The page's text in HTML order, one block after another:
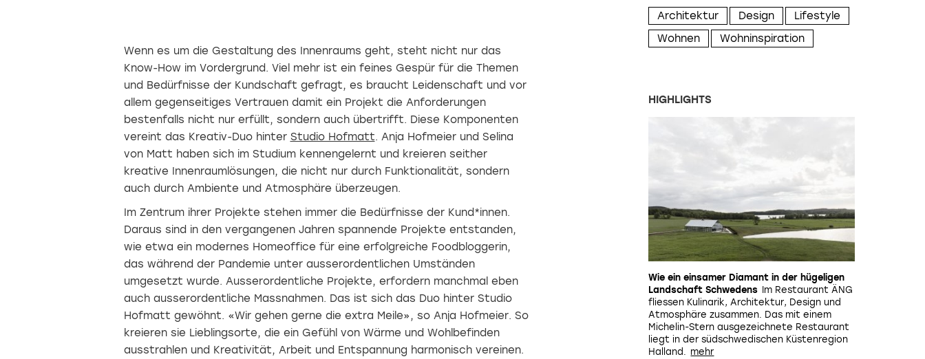
Wenn es um die Gestaltung des Innenraums geht, steht nicht nur das
Know-How im Vordergrund. Viel mehr ist ein feines Gespür für die Themen
und Bedürfnisse der Kundschaft gefragt, es braucht Leidenschaft und vor
allem gegenseitiges Vertrauen damit ein Projekt die Anforderungen
bestenfalls nicht nur erfüllt, sondern auch übertrifft. Diese Komponenten
vereint das Kreativ-Duo hinter Studio Hofmatt. Anja Hofmeier und Selina
von Matt haben sich im Studium kennengelernt und kreieren seither
kreative Innenraumlösungen, die nicht nur durch Funktionalität, sondern
auch durch Ambiente und Atmosphäre überzeugen.
Im Zentrum ihrer Projekte stehen immer die Bedürfnisse der Kund*innen.
Daraus sind in den vergangenen Jahren spannende Projekte entstanden,
wie etwa ein modernes Homeoffice für eine erfolgreiche Foodbloggerin,
das während der Pandemie unter ausserordentlichen Umständen
umgesetzt wurde. Ausserordentliche Projekte, erfordern manchmal eben
auch ausserordentliche Massnahmen. Das ist sich das Duo hinter Studio
Hofmatt gewöhnt. «Wir gehen gerne die extra Meile», so Anja Hofmeier. So
kreieren sie Lieblingsorte, die ein Gefühl von Wärme und Wohlbefinden
ausstrahlen und Kreativität, Arbeit und Entspannung harmonisch vereinen.
Architektur Design
Lifestyle
Wohnen
Wohninspiration
HIGHLIGHTS
Wie ein einsamer Diamant in der hügeligen
Landschaft Schwedens
Im Restaurant ÄNG
fliessen Kulinarik, Architektur, Design und
Atmosphäre zusammen. Das mit einem
Michelin-Stern ausgezeichnete Restaurant
liegt in der südschwedischen Küstenregion
Halland.